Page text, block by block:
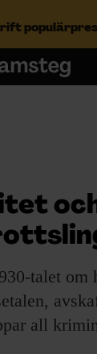
Logga in
talet om
all